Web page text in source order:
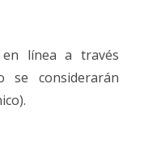
línea a través
se considerarán